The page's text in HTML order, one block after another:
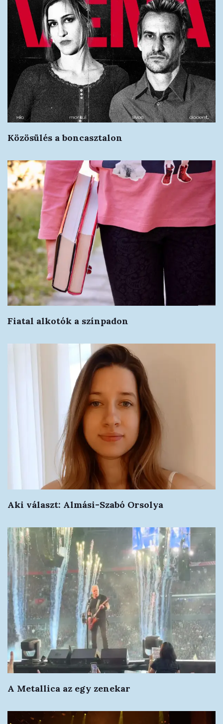
Közösülés a boncasztalon
Fiatal alkotók a színpadon
Aki választ: Almási-Szabó Orsolya
A Metallica az egy zenekar